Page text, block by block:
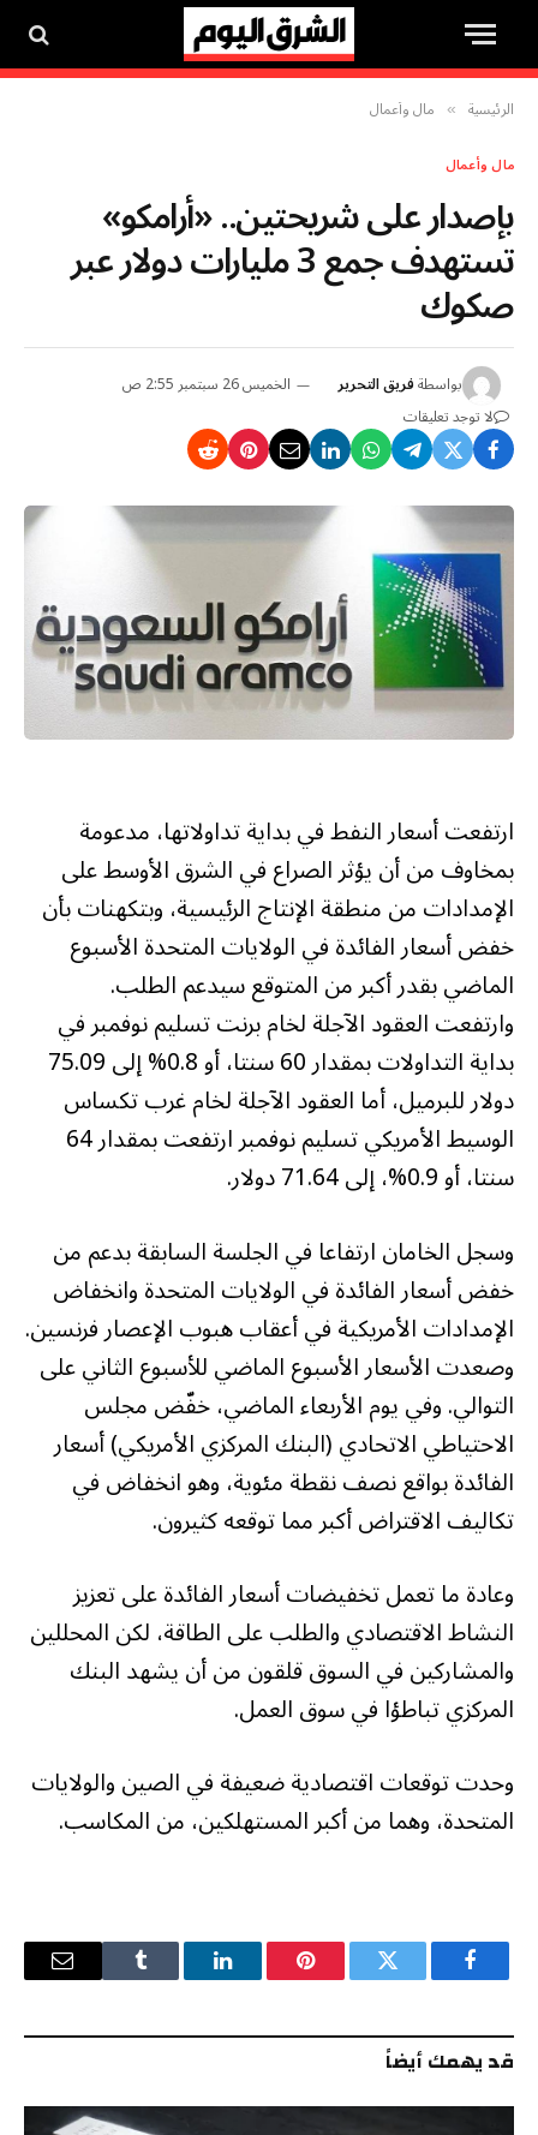
الرئيسية » مال وأعمال
مال وأعمال
بإصدار على شريحتين.. «أرامكو»
تستهدف جمع 3 مليارات دولار عبر
صكوك
بواسطةفريق التحرير
الخميس 26 سبتمبر 2:55 ص
لا توجد تعليقات
ارتفعت أسعار النفط في بداية تداولاتها، مدعومة
بمخاوف من أن يؤثر الصراع في الشرق الأوسط على
الإمدادات من منطقة الإنتاج الرئيسية، وبتكهنات بأن
خفض أسعار الفائدة في الولايات المتحدة الأسبوع
الماضي بقدر أكبر من المتوقع سيدعم الطلب.
وارتفعت العقود الآجلة لخام برنت تسليم نوفمبر في
بداية التداولات بمقدار 60 سنتا، أو 0.8% إلى 75.09
دولار للبرميل، أما العقود الآجلة لخام غرب تكساس
الوسيط الأمريكي تسليم نوفمبر ارتفعت بمقدار 64
سنتا، أو 0.9%، إلى 71.64 دولار.
وسجل الخامان ارتفاعا في الجلسة السابقة بدعم من
خفض أسعار الفائدة في الولايات المتحدة وانخفاض
الإمدادات الأمريكية في أعقاب هبوب الإعصار فرنسين.
وصعدت الأسعار الأسبوع الماضي للأسبوع الثاني على
التوالي. وفي يوم الأربعاء الماضي، خفّض مجلس
الاحتياطي الاتحادي (البنك المركزي الأمريكي) أسعار
الفائدة بواقع نصف نقطة مئوية، وهو انخفاض في
تكاليف الاقتراض أكبر مما توقعه كثيرون.
وعادة ما تعمل تخفيضات أسعار الفائدة على تعزيز
النشاط الاقتصادي والطلب على الطاقة، لكن المحللين
والمشاركين في السوق قلقون من أن يشهد البنك
المركزي تباطؤا في سوق العمل.
وحدت توقعات اقتصادية ضعيفة في الصين والولايات
المتحدة، وهما من أكبر المستهلكين، من المكاسب.
فيسبوك تويتر بينتيريستلينكدإن Tumblr
البريد
قد يهمك أيضاً